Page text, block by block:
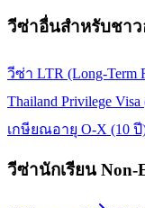
วีซ่าอื่นสำหรับชา
วีซ่า LTR (Long-Term
Thailand Privilege Visa
เกษียณอายุ O-X (10 ปี
วีซ่านักเรียน Non-